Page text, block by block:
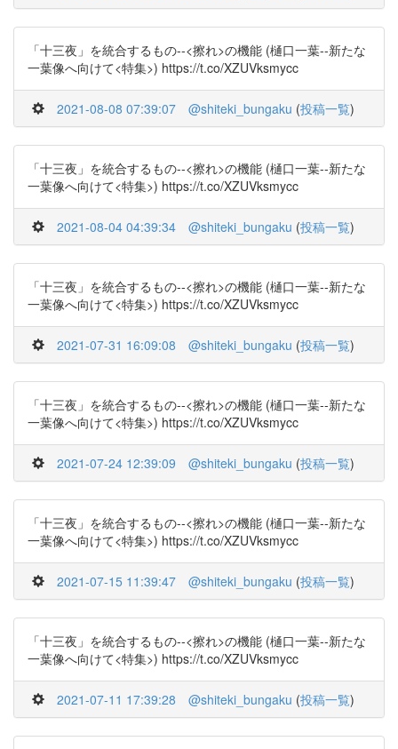
「十三夜」を統合するもの--<擦れ>の機能 (樋口一葉--新たな
一葉像へ向けて<特集>) https://t.co/XZUVksmycc
2021-08-08 07:39:07 @shiteki_bungaku (投稿一覧)
「十三夜」を統合するもの--<擦れ>の機能 (樋口一葉--新たな
一葉像へ向けて<特集>) https://t.co/XZUVksmycc
2021-08-04 04:39:34 @shiteki_bungaku (投稿一覧)
「十三夜」を統合するもの--<擦れ>の機能 (樋口一葉--新たな
一葉像へ向けて<特集>) https://t.co/XZUVksmycc
2021-07-31 16:09:08 @shiteki_bungaku (投稿一覧)
「十三夜」を統合するもの--<擦れ>の機能 (樋口一葉--新たな
一葉像へ向けて<特集>) https://t.co/XZUVksmycc
2021-07-24 12:39:09 @shiteki_bungaku (投稿一覧)
「十三夜」を統合するもの--<擦れ>の機能 (樋口一葉--新たな
一葉像へ向けて<特集>) https://t.co/XZUVksmycc
2021-07-15 11:39:47 @shiteki_bungaku (投稿一覧)
「十三夜」を統合するもの--<擦れ>の機能 (樋口一葉--新たな
一葉像へ向けて<特集>) https://t.co/XZUVksmycc
2021-07-11 17:39:28 @shiteki_bungaku (投稿一覧)